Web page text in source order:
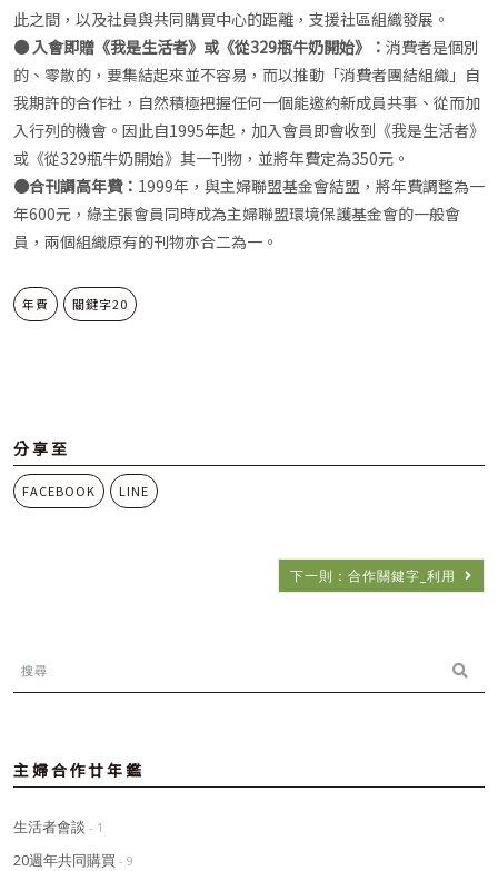
此之間，以及社員與共同購買中心的距離，支援社區組織發展。
● 入會即贈《我是生活者》或《從329瓶牛奶開始》： 消費者是個別
的、零散的，要集結起來並不容易，而以推動「消費者團結組織」自
我期許的合作社，自然積極把握任何一個能邀約新成員共事、從而加
入行列的機會。因此自1995年起，加入會員即會收到《我是生活者》
或《從329瓶牛奶開始》其一刊物，並將年費定為350元。
●合刊調高年費： 1999年，與主婦聯盟基金會結盟，將年費調整為一
年600元，綠主張會員同時成為主婦聯盟環境保護基金會的一般會
員，兩個組織原有的刊物亦合二為一。
年費 關鍵字20
分享至
FACEBOOK LINE
下一則：合作關鍵字_利用
主婦合作廿年鑑
生活者會談 - 1
20週年共同購買 - 9